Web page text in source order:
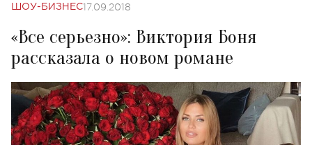
ШОУ-БИЗНЕС17.09.2018
«Все серьезно»: Виктория Боня
рассказала о новом романе